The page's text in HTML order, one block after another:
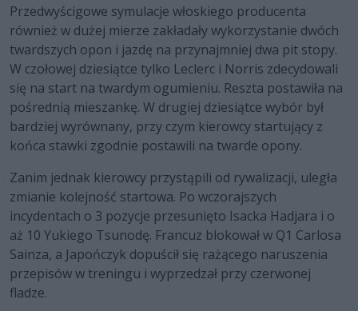
Przedwyścigowe symulacje włoskiego producenta
również w dużej mierze zakładały wykorzystanie dwóch
twardszych opon i jazdę na przynajmniej dwa pit stopy.
W czołowej dziesiątce tylko Leclerc i Norris zdecydowali
się na start na twardym ogumieniu. Reszta postawiła na
pośrednią mieszankę. W drugiej dziesiątce wybór był
bardziej wyrównany, przy czym kierowcy startujący z
końca stawki zgodnie postawili na twarde opony.
Zanim jednak kierowcy przystąpili od rywalizacji, uległa
zmianie kolejność startowa. Po wczorajszych
incydentach o 3 pozycje przesunięto Isacka Hadjara i o
aż 10 Yukiego Tsunodę. Francuz blokował w Q1 Carlosa
Sainza, a Japończyk dopuścił się rażącego naruszenia
przepisów w treningu i wyprzedzał przy czerwonej
fladze.